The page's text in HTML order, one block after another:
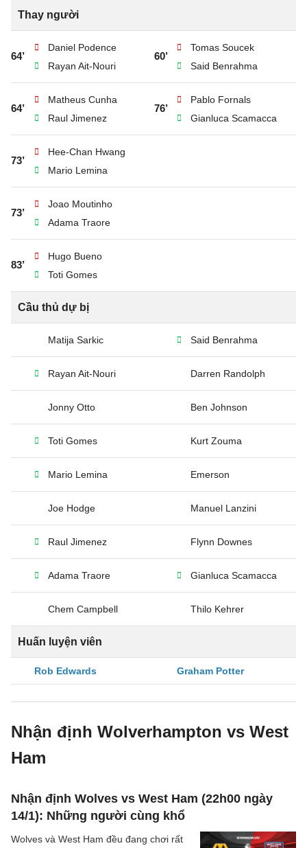
Thay người
64’
Daniel Podence
Rayan Ait-Nouri
60’
Tomas Soucek
Said Benrahma
64’
Matheus Cunha
Raul Jimenez
76’
Pablo Fornals
Gianluca Scamacca
73’
Hee-Chan Hwang
Mario Lemina
73’
Joao Moutinho
Adama Traore
83’
Hugo Bueno
Toti Gomes
Cầu thủ dự bị
Matija Sarkic Said Benrahma
Rayan Ait-Nouri Darren Randolph
Jonny Otto Ben Johnson
Toti Gomes Kurt Zouma
Mario Lemina Emerson
Joe Hodge Manuel Lanzini
Raul Jimenez Flynn Downes
Adama Traore Gianluca Scamacca
Chem Campbell Thilo Kehrer
Huấn luyện viên
Rob Edwards Graham Potter
Nhận định Wolverhampton vs West
Ham
Nhận định Wolves vs West Ham (22h00 ngày
14/1): Những người cùng khổ
Wolves và West Ham đều đang chơi rất